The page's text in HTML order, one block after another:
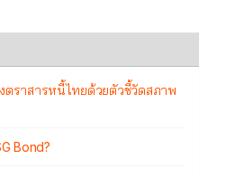
ตราสารหนี้ไทยด้วยตัวชี้วัดสภาพ
Bond?